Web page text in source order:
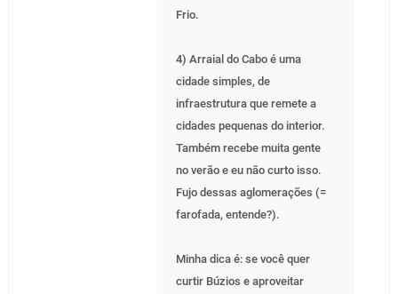
Frio.
4) Arraial do Cabo é uma
cidade simples, de
infraestrutura que remete a
cidades pequenas do interior.
Também recebe muita gente
no verão e eu não curto isso.
Fujo dessas aglomerações (=
farofada, entende?).
Minha dica é: se você quer
curtir Búzios e aproveitar